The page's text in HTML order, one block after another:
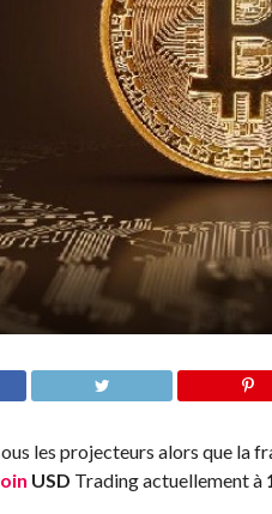
les projecteurs alors que la
USD Trading actuellement à